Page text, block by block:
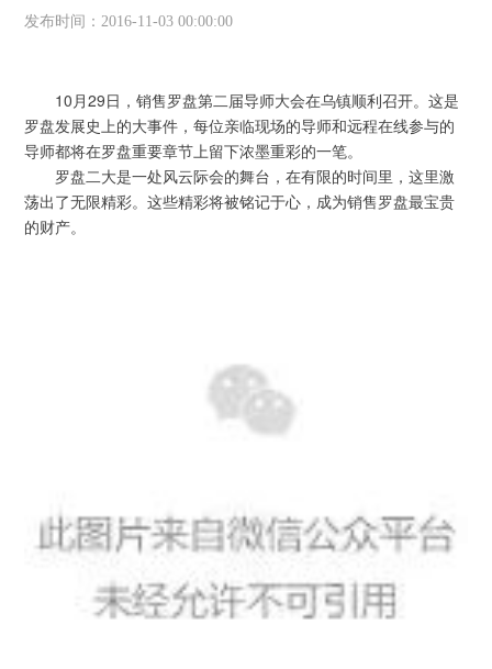
发布时间：2016-11-03 00:00:00
10月29日，销售罗盘第二届导师大会在乌镇顺利召开。这是
罗盘发展史上的大事件，每位亲临现场的导师和远程在线参与的
导师都将在罗盘重要章节上留下浓墨重彩的一笔。
罗盘二大是一处风云际会的舞台，在有限的时间里，这里激
荡出了无限精彩。这些精彩将被铭记于心，成为销售罗盘最宝贵
的财产。